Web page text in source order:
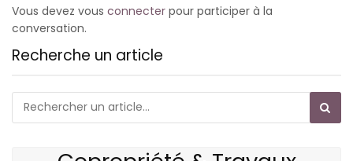
Vous devez vous connecter pour participer à la
conversation.
Recherche un article